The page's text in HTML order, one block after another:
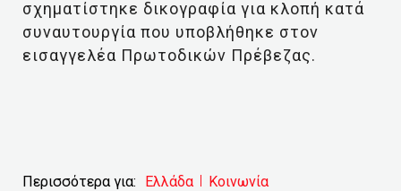
σχηματίστηκε δικογραφία για κλοπή κατά
συναυτουργία που υποβλήθηκε στον
εισαγγελέα Πρωτοδικών Πρέβεζας.
Περισσότερα για: Ελλάδα Κοινωνία